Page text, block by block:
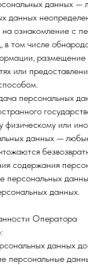
данных —
данных
ознакомление с
в том числе
или
персональных
физическому или
данных —
содержания
персональных
данных.
Оператора
данных
персональные